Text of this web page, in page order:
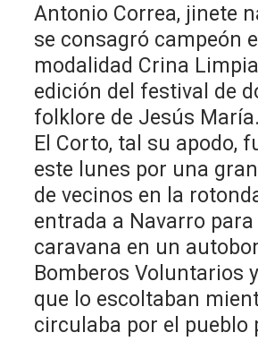
Antonio Correa, jinete
se consagró campeón
modalidad Crina
edición del festival de
folklore de Jesús María.
El Corto, tal su apodo,
este lunes por una
de vecinos en la
entrada a Navarro
caravana en un
Bomberos Voluntarios
que lo escoltaban
circulaba por el pueblo